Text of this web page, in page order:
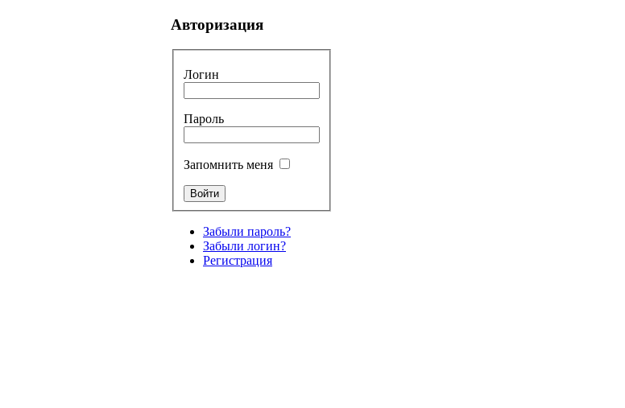
Авторизация
Логин
Пароль
Запомнить меня
Забыли пароль?
Забыли логин?
Регистрация